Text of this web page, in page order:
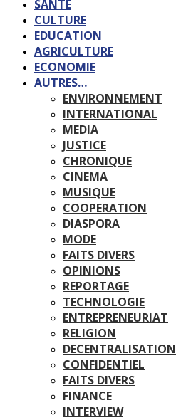
SANTE
CULTURE
EDUCATION
AGRICULTURE
ECONOMIE
AUTRES…
ENVIRONNEMENT
INTERNATIONAL
MEDIA
JUSTICE
CHRONIQUE
CINEMA
MUSIQUE
COOPERATION
DIASPORA
MODE
FAITS DIVERS
OPINIONS
REPORTAGE
TECHNOLOGIE
ENTREPRENEURIAT
RELIGION
DECENTRALISATION
CONFIDENTIEL
FAITS DIVERS
FINANCE
INTERVIEW